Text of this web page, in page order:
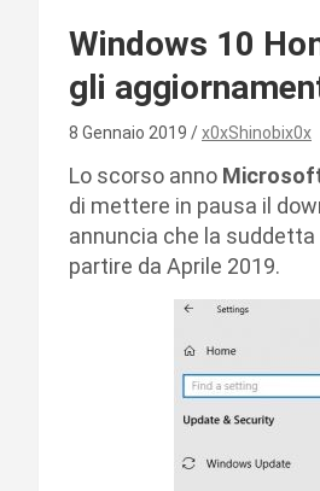
Windows 10
gli
8 Gennaio 2019 x0xShinobix0x
Lo scorso anno
di mettere in pausa il
annuncia che la
partire da Aprile 2019.